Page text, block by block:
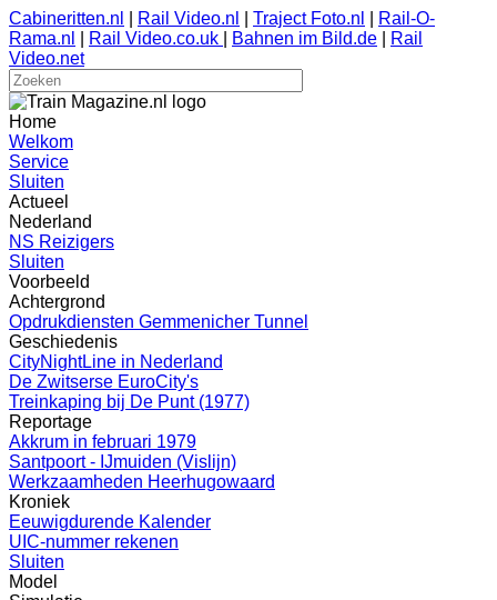
Cabineritten.nl Rail Video.nl Traject Foto.nl
Rail-O-
Rama.nl
Rail Video.co.uk Bahnen im Bild.de
Rail
Video.net
Home
Welkom
Service
Sluiten
Actueel
Nederland
NS Reizigers
Sluiten
Voorbeeld
Achtergrond
Opdrukdiensten Gemmenicher Tunnel
Geschiedenis
CityNightLine in Nederland
De Zwitserse EuroCity's
Treinkaping bij De Punt (1977)
Reportage
Akkrum in februari 1979
Santpoort - IJmuiden (Vislijn)
Werkzaamheden Heerhugowaard
Kroniek
Eeuwigdurende Kalender
UIC-nummer rekenen
Sluiten
Model